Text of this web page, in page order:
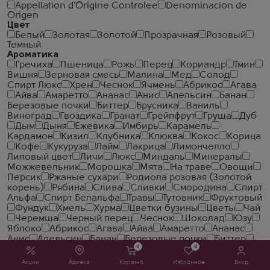
Акции Адреса
0
Корзина
0
Избранное Вход
Appellation d'Origine Controlee
Denominacion de
Origen
Цвет
Белый
Золотая Золотой Прозрачная
Розовый
Темный
Ароматика
Гречиха
Пшеница Рожь Перец Кориандр
Тмин
Вишня
Зерновая смесь Малина Мед
Солод
Спирт Люкс
Хрен Чеcнок Ячмень Абрикос
Агава
Айва
Амаретто Ананас Анис Апельсин
Банан
Березовые почки
Биттер Брусника
Ваниль
Виноград
Гвоздика Гранат Грейпфрут Груша
Дуб
Дым
Дыня Ежевика Имбирь
Карамель
Кардамон
Кизил Клубника Клюква Кокос
Корица
Кофе
Кукуруза Лайм Лакрица
Лимончелло
Липовый цвет
Личи Люкс Миндаль
Минералы
Можжевельник
Морошка Мята На траве
Овощи
Персик
Ржаные сухари
Родиола розовая (Золотой
корень)
Рябина Слива Сливки Смородина
Спирт
Альфа
Спирт Белальфа Травы Тутовник
Фруктовый
Фундук
Хмель Хурма Цветки бузины Цветы
Чай
Черемша
Черный перец Чеснок Шоколад
Юзу
Яблоко
Абрикос Агава Айва Амаретто
Ананас
Анис
Апельсин Банан Березовые почки
Биттер
Брусника
Ваниль Виноград Гвоздика
Грейпфрут
Груша Дым Дыня
Ежевика